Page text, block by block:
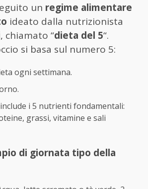
un regime alimentare
ideato dalla nutrizionista
, chiamato “dieta del 5“.
si basa sul numero 5:
ogni settimana.
i 5 nutrienti fondamentali:
grassi, vitamine e sali
di giornata tipo della